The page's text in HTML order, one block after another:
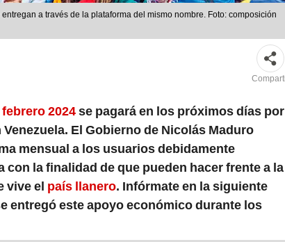
a través de la plataforma del mismo nombre. Foto: composición
Compartir
se pagará en los próximos días por
Venezuela. El Gobierno de Nicolás Maduro
mensual a los usuarios debidamente
con la finalidad de que pueden hacer frente a la
vive el
país llanero
. Infórmate en la siguiente
entregó este apoyo económico durante los